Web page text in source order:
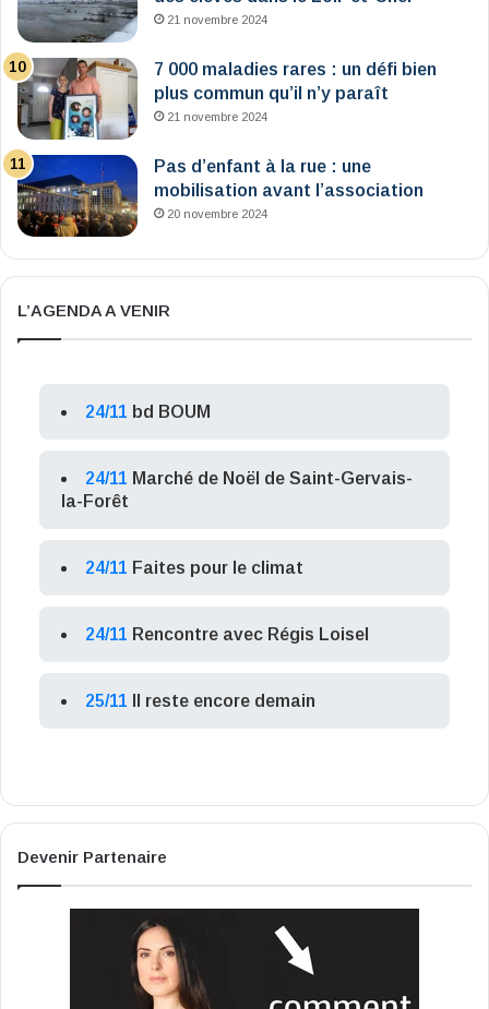
21 novembre 2024
7 000 maladies rares : un défi bien
plus commun qu’il n’y paraît
21 novembre 2024
Pas d’enfant à la rue : une
mobilisation avant l’association
20 novembre 2024
L’AGENDA A VENIR
24/11 bd BOUM
24/11 Marché de Noël de Saint-Gervais-
la-Forêt
24/11 Faites pour le climat
24/11 Rencontre avec Régis Loisel
25/11 Il reste encore demain
Devenir Partenaire